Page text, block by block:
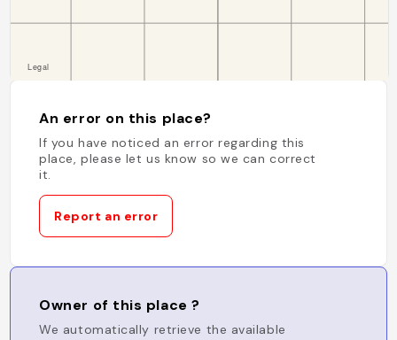
An error on this place?
If you have noticed an error regarding this
place, please let us know so we can correct
it.
Report an error
Owner of this place ?
We automatically retrieve the available